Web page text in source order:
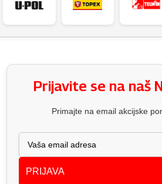
Prijavite se na naš
Primajte na email akcijske
PRIJAVA